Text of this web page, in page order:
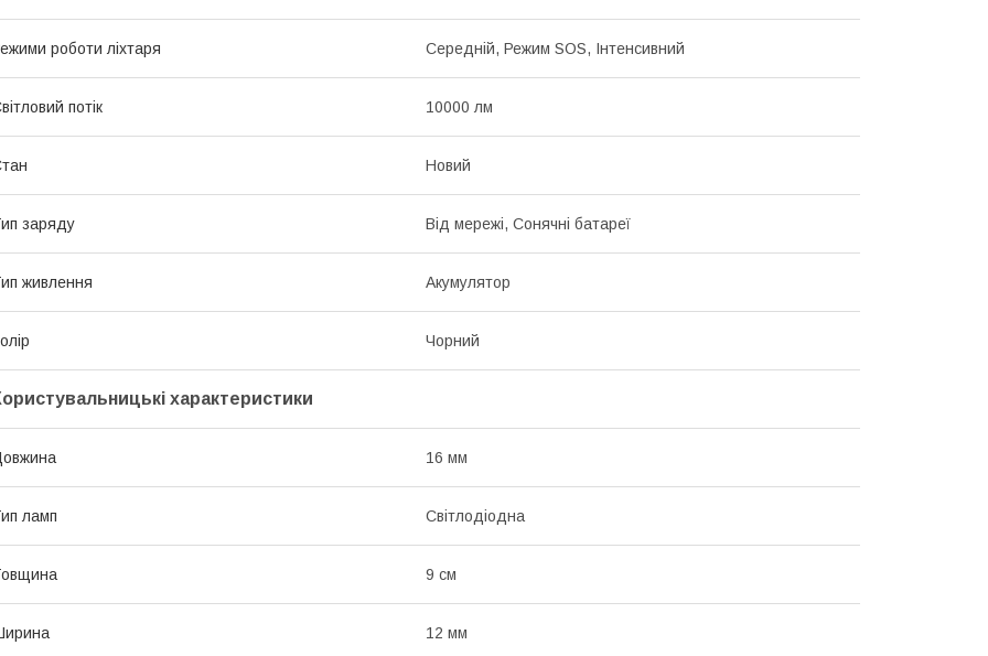
роботи ліхтаря Середній, Режим SOS, Інтенсивний
потік 10000 лм
Новий
заряду Від мережі, Сонячні батареї
живлення Акумулятор
Чорний
характеристики
16 мм
ламп Світлодіодна
9 см
12 мм